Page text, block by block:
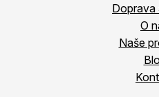
Doprava
O
Naše